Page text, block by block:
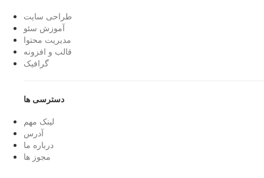
طراحی سایت
آموزش سئو
مدیریت محتوا
قالب و افزونه
گرافیک
دسترسی ها
لینک مهم
آدرس
درباره ما
مجوز ها